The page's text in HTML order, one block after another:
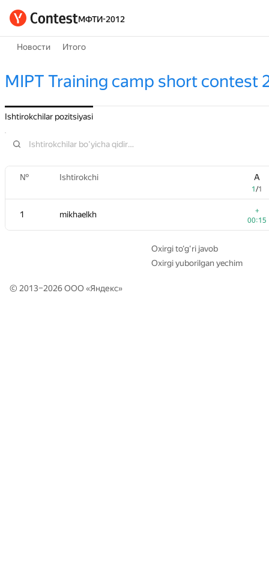
МФТИ-2012
Новости Итого
MIPT Training camp short contest
Ishtirokchilar pozitsiyasi
№ Ishtirokchi A
1/1
1 mikhaelkh
+
00:15
№ Ishtirokchi A
1/1
1 mikhaelkh
+
00:15
Oxirgi to‘g‘ri javob
Oxirgi yuborilgan yechim
© 2013–2026 ООО «Яндекс»